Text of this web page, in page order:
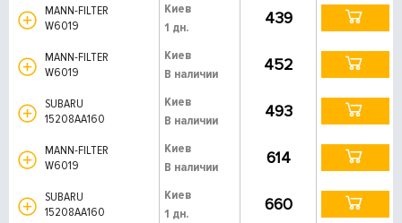
MANN-FILTER
W6019
Киев
1 дн.
439
MANN-FILTER
W6019
Киев
В наличии
452
SUBARU
15208AA160
Киев
В наличии
493
MANN-FILTER
W6019
Киев
В наличии
614
SUBARU
15208AA160
Киев
1 дн.
660